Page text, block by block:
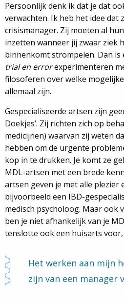
Persoonlijk denk ik dat je dat
verwachten. Ik heb het idee dat
crisismanager. Zij moeten al
inzetten wanneer jij zwaar ziek
binnenkomt strompelen. Dan
trial en errorexperimenteren
filosoferen over welke
allemaal zijn.
Gespecialiseerde artsen zijn
Doekjes’. Zij richten zich op
medicijnen) waarvan zij weten
hebben om de urgente
kop in te drukken. Je komt ze
MDL-artsen met een brede
artsen geven je met alle plezier
bijvoorbeeld een IBD-
medisch psycholoog. Maar ook
ben je niet afhankelijk van je
tenslotte ook een huisarts voor,
Het werken aan mijn
zijn van een manager